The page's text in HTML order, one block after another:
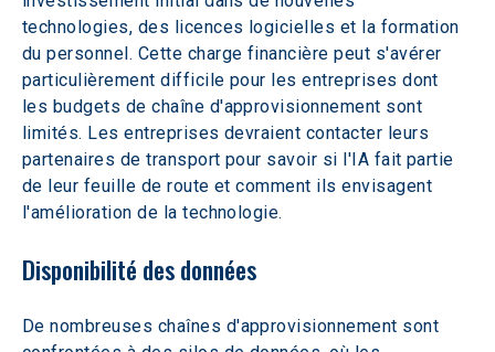
technologies, des licences logicielles et la formation
du personnel. Cette charge financière peut s'avérer
particulièrement difficile pour les entreprises dont
les budgets de chaîne d'approvisionnement sont
limités. Les entreprises devraient contacter leurs
partenaires de transport pour savoir si l'IA fait partie
de leur feuille de route et comment ils envisagent
l'amélioration de la technologie.
Disponibilité des données
De nombreuses chaînes d'approvisionnement sont